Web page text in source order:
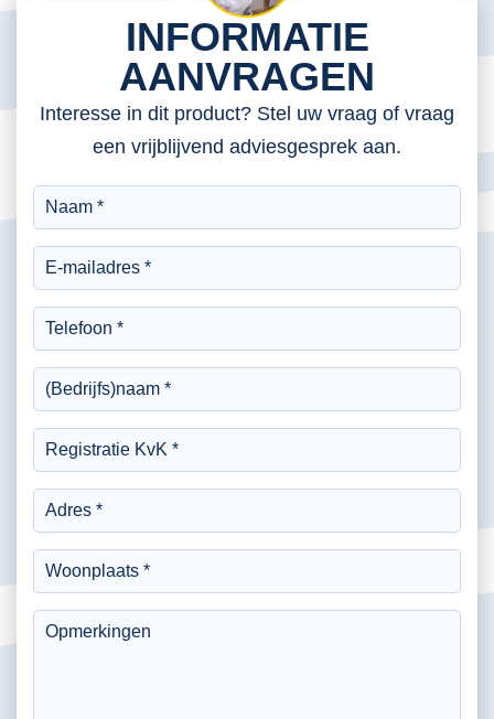
INFORMATIE
AANVRAGEN
Interesse in dit product? Stel uw vraag of vraag
een vrijblijvend adviesgesprek aan.